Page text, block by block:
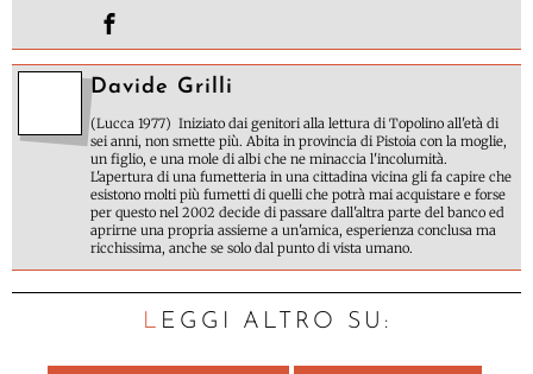
Davide Grilli
(Lucca 1977) Iniziato dai genitori alla lettura di Topolino all'età di
sei anni, non smette più. Abita in provincia di Pistoia con la moglie,
un figlio, e una mole di albi che ne minaccia l'incolumità.
L'apertura di una fumetteria in una cittadina vicina gli fa capire che
esistono molti più fumetti di quelli che potrà mai acquistare e forse
per questo nel 2002 decide di passare dall'altra parte del banco ed
aprirne una propria assieme a un'amica, esperienza conclusa ma
ricchissima, anche se solo dal punto di vista umano.
LEGGI ALTRO SU: